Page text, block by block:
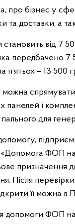
про бізнес у
та доставки, а
від 7
передбачено 7
п’ятьох – 13
спрямувати
панелей і
для
ФОП на
призначення
Після
її можна
допомоги ФОП